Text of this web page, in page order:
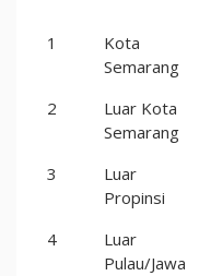
1
Kota
Semarang
2
Luar Kota
Semarang
3
Luar
Propinsi
4
Luar
Pulau/Jawa